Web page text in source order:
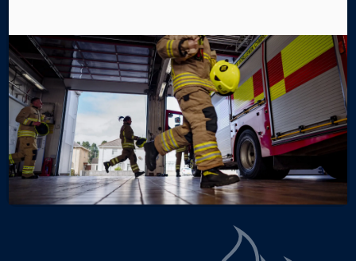
Gan Steffan John
Categorïau
NEWYDDION Y GWASANAETH
DIGWYDDIADAU